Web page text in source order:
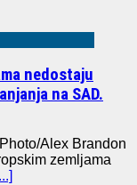
nedostaju
na SAD.
Alex Brandon
zemljama